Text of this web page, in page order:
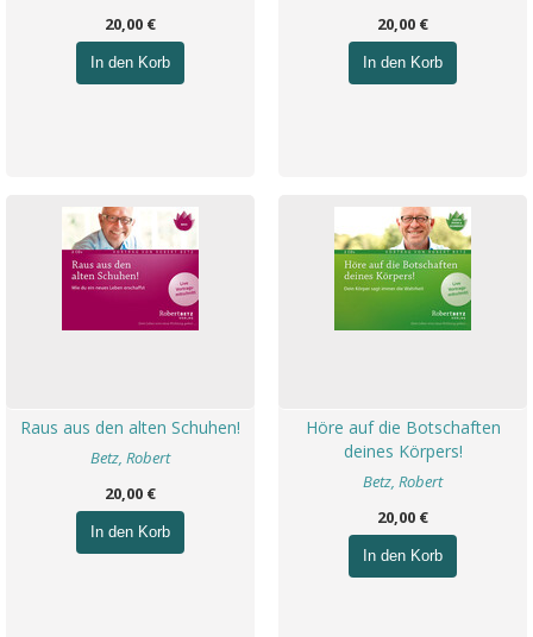
20,00 €
In den Korb
20,00 €
In den Korb
Raus aus den alten Schuhen!
Betz, Robert
20,00 €
In den Korb
Höre auf die Botschaften
deines Körpers!
Betz, Robert
20,00 €
In den Korb